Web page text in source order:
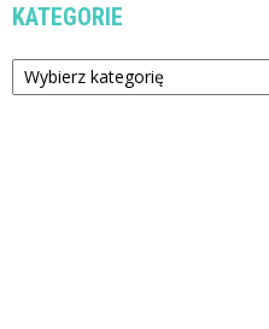
KATEGORIE
Kategorie